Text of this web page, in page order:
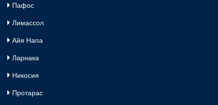
Пафос
Лимассол
Айя Напа
Ларнака
Никосия
Протарас